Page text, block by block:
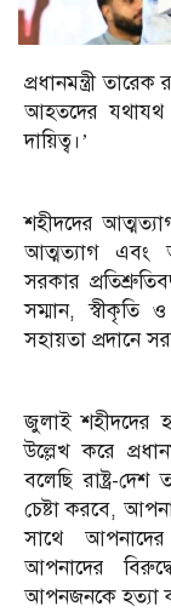
প্রধানমন্ত্রী
আহতদের যথাযথ
দায়িত্ব।’
শহীদদের
আত্মত্যাগ এবং
সরকার
সম্মান, স্বীকৃতি
সহায়তা প্রদানে
জুলাই শহীদদের
উল্লেখ করে
বলেছি রাষ্ট্র-
চেষ্টা করবে,
সাথে
আপনাদের
আপনজনকে হত্যা